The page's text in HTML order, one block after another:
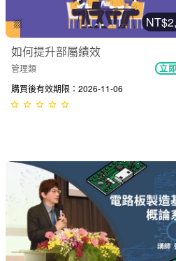
如何提升部屬績效
管理類 立
購買後有效期限：2026-11-06